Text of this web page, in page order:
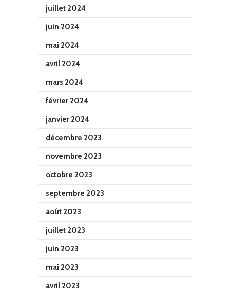
juillet 2024
juin 2024
mai 2024
avril 2024
mars 2024
février 2024
janvier 2024
décembre 2023
novembre 2023
octobre 2023
septembre 2023
août 2023
juillet 2023
juin 2023
mai 2023
avril 2023